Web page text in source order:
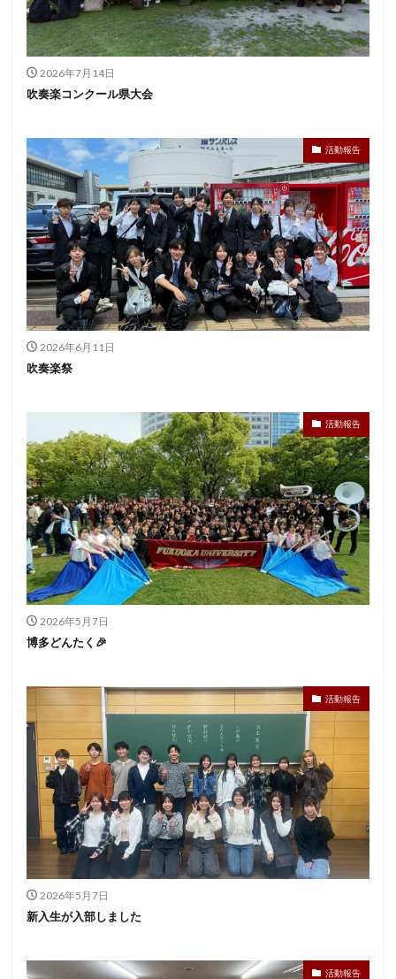
2026年7月14日
吹奏楽コンクール県大会
活動報告
2026年6月11日
吹奏楽祭
活動報告
2026年5月7日
博多どんたく🎉
活動報告
2026年5月7日
新入生が入部しました
活動報告